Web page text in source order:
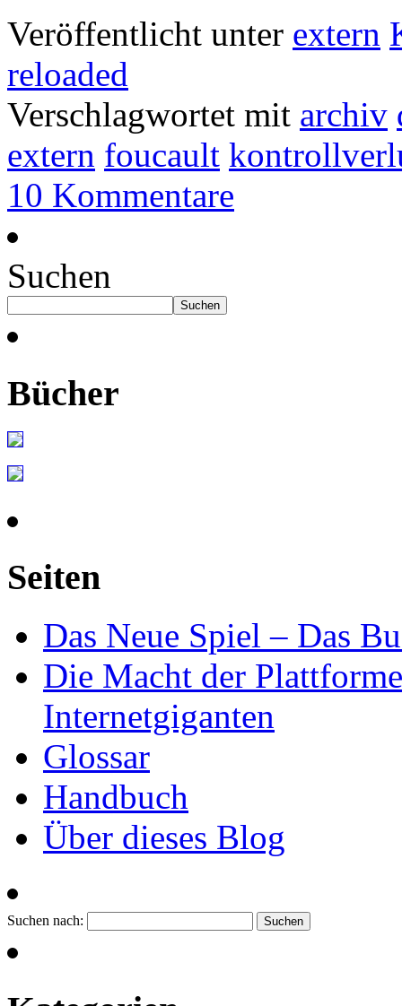
Veröffentlicht unter extern
reloaded
Verschlagwortet mit archiv
extern foucault
10 Kommentare
Suchen
Suchen
Bücher
Seiten
Das Neue Spiel – Das
Die Macht der
Internetgiganten
Glossar
Handbuch
Über dieses Blog
Suchen nach: